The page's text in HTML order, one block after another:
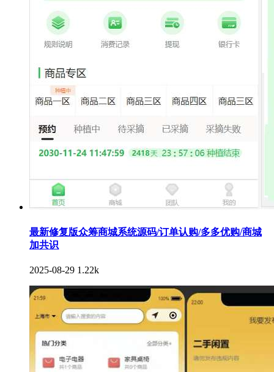
最新修复版众筹商城系统源码/订单认购/多多优购/商城
加共识
2025-08-29 1.22k